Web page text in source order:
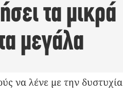
τα μικρά
μεγάλα
να λένε με την δυστυχία